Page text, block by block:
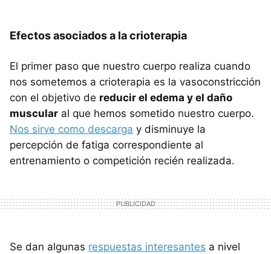
Efectos asociados a la crioterapia
El primer paso que nuestro cuerpo realiza cuando
nos sometemos a crioterapia es la vasoconstricción
con el objetivo de reducir el edema y el daño
muscular al que hemos sometido nuestro cuerpo.
Nos sirve como descarga y disminuye la
percepción de fatiga correspondiente al
entrenamiento o competición recién realizada.
Se dan algunas respuestas interesantes a nivel